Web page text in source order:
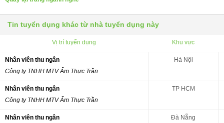
Tin tuyển dụng khác từ nhà tuyển dụng này
Vị trí tuyển dụng Khu vực
Nhân viên thu ngân
Công ty TNHH MTV Ẩm Thực Trần
Hà Nội
Nhân viên thu ngân
Công ty TNHH MTV Ẩm Thực Trần
TP HCM
Nhân viên thu ngân
Đà Nẵng